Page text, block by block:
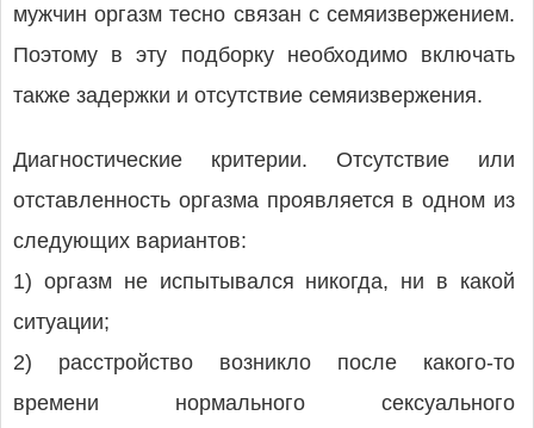
мужчин оргазм тесно связан с семяизвержением.
Поэтому в эту подборку необходимо включать
также задержки и отсутствие семяизвержения.
Диагностические критерии. Отсутствие или
отставленность оргазма проявляется в одном из
следующих вариантов:
1) оргазм не испытывался никогда, ни в какой
ситуации;
2) расстройство возникло после какого-то
времени нормального сексуального